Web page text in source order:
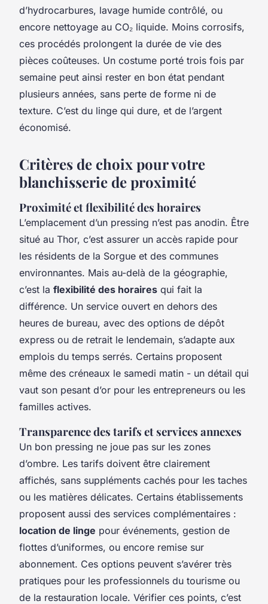
d’hydrocarbures, lavage humide contrôlé, ou
encore nettoyage au CO₂ liquide. Moins corrosifs,
ces procédés prolongent la durée de vie des
pièces coûteuses. Un costume porté trois fois par
semaine peut ainsi rester en bon état pendant
plusieurs années, sans perte de forme ni de
texture. C’est du linge qui dure, et de l’argent
économisé.
Critères de choix pour votre
blanchisserie de proximité
Proximité et flexibilité des horaires
L’emplacement d’un pressing n’est pas anodin. Être
situé au Thor, c’est assurer un accès rapide pour
les résidents de la Sorgue et des communes
environnantes. Mais au-delà de la géographie,
c’est la flexibilité des horaires qui fait la
différence. Un service ouvert en dehors des
heures de bureau, avec des options de dépôt
express ou de retrait le lendemain, s’adapte aux
emplois du temps serrés. Certains proposent
même des créneaux le samedi matin - un détail qui
vaut son pesant d’or pour les entrepreneurs ou les
familles actives.
Transparence des tarifs et services annexes
Un bon pressing ne joue pas sur les zones
d’ombre. Les tarifs doivent être clairement
affichés, sans suppléments cachés pour les taches
ou les matières délicates. Certains établissements
proposent aussi des services complémentaires :
location de linge pour événements, gestion de
flottes d’uniformes, ou encore remise sur
abonnement. Ces options peuvent s’avérer très
pratiques pour les professionnels du tourisme ou
de la restauration locale. Vérifier ces points, c’est